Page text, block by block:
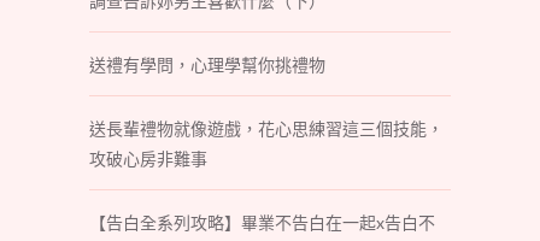
送禮有學問，心理學幫你挑禮物
送長輩禮物就像遊戲，花心思練習這三個技能，
攻破心房非難事
【告白全系列攻略】畢業不告白在一起x告白不